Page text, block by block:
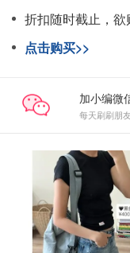
折扣随时截止，欲
点击购买>>
加小编微
每天刷刷朋